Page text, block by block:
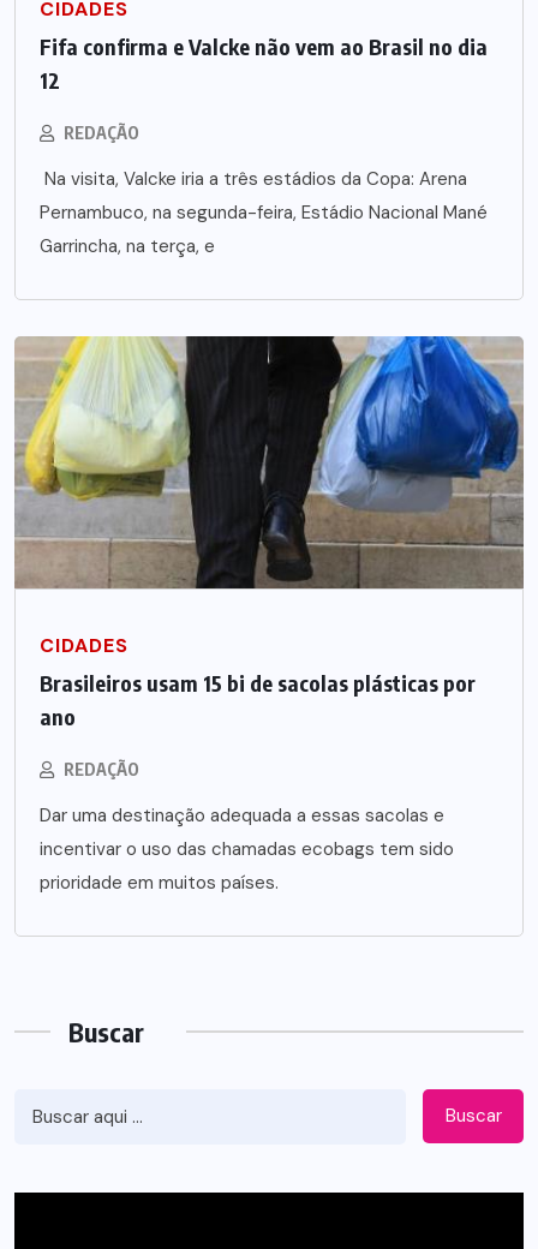
CIDADES
Fifa confirma e Valcke não vem ao Brasil no dia
12
REDAÇÃO
Na visita, Valcke iria a três estádios da Copa: Arena
Pernambuco, na segunda-feira, Estádio Nacional Mané
Garrincha, na terça, e
CIDADES
Brasileiros usam 15 bi de sacolas plásticas por
ano
REDAÇÃO
Dar uma destinação adequada a essas sacolas e
incentivar o uso das chamadas ecobags tem sido
prioridade em muitos países.
Buscar
Buscar